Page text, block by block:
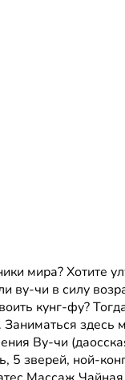
мира? Хотите
ву-чи в силу
кунг-фу?
здесь
Ву-чи
зверей, ной-